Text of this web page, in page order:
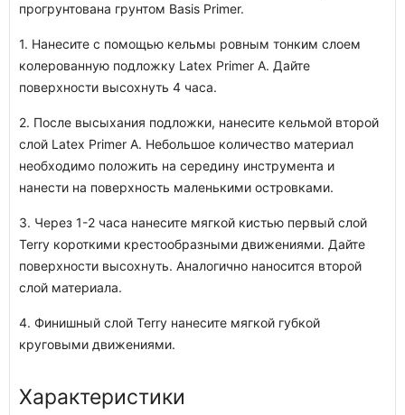
прогрунтована грунтом Basis Primer.
1. Нанесите с помощью кельмы ровным тонким слоем
колерованную подложку Latex Primer A. Дайте
поверхности высохнуть 4 часа.
2. После высыхания подложки, нанесите кельмой второй
слой Latex Primer A. Небольшое количество материал
необходимо положить на середину инструмента и
нанести на поверхность маленькими островками.
3. Через 1-2 часа нанесите мягкой кистью первый слой
Terry короткими крестообразными движениями. Дайте
поверхности высохнуть. Аналогично наносится второй
слой материала.
4. Финишный слой Terry нанесите мягкой губкой
круговыми движениями.
Характеристики